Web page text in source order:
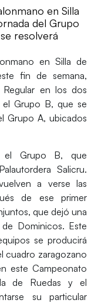
en Silla
del Grupo
resolverá
en Silla de
fin de semana,
en los dos
el Grupo B, que se
Grupo A, ubicados
el Grupo B, que
Salicru.
a verse las
de ese primer
que dejó una
Dominicos. Este
se producirá
cuadro zaragozano
este Campeonato
de Ruedas y el
su particular